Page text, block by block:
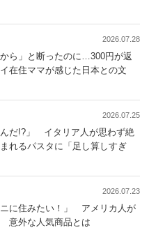
2026.07.28
から」と断ったのに…300円が返
在住ママが感じた日本との文
2026.07.25
んだ!?」 イタリア人が思わず絶
れるパスタに「足し算しすぎ
2026.07.23
ニに住みたい！」 アメリカ人が
意外な人気商品とは